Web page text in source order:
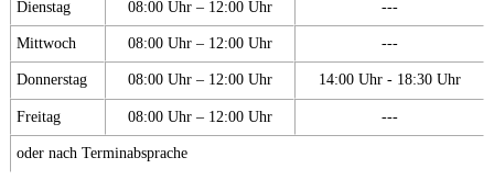
Dienstag 08:00 Uhr – 12:00 Uhr ---
Mittwoch 08:00 Uhr – 12:00 Uhr ---
Donnerstag 08:00 Uhr – 12:00 Uhr 14:00 Uhr - 18:30 Uhr
Freitag 08:00 Uhr – 12:00 Uhr ---
oder nach Terminabsprache